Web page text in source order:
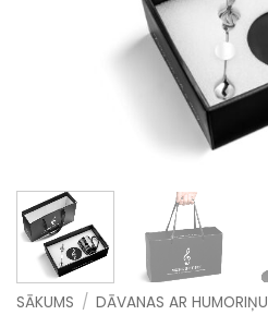
SĀKUMS / DĀVANAS AR HUMORIŅU